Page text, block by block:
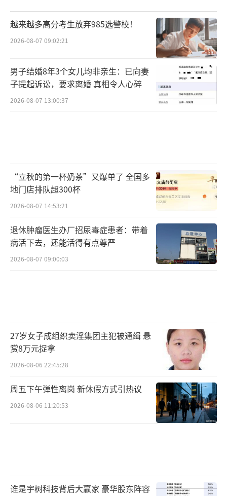
越来越多高分考生放弃985选警校！
2026-08-07 09:02:21
男子结婚8年3个女儿均非亲生：已向妻
子提起诉讼，要求离婚 真相令人心碎
2026-08-07 13:00:37
“立秋的第一杯奶茶”又爆单了 全国多
地门店排队超300杯
2026-08-07 14:53:21
退休肿瘤医生办厂招尿毒症患者：带着
病活下去，还能活得有点尊严
2026-08-07 09:00:03
27岁女子成组织卖淫集团主犯被通缉 悬
赏8万元捉拿
2026-08-06 22:45:28
周五下午弹性离岗 新休假方式引热议
2026-08-06 11:20:53
谁是宇树科技背后大赢家 豪华股东阵容